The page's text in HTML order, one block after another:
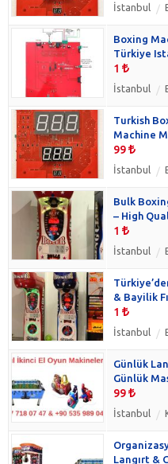
İstanbul
Boxing
Türkiye
1
İstanbul
Turkish
Machine
99
İstanbul
Bulk
– High
1
İstanbul
& Bayilik
1
İstanbul
Günlük
Günlük
99
İstanbul
Langırt &